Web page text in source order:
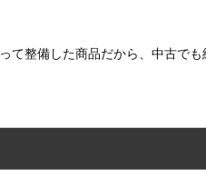
て整備した商品だから、中古で